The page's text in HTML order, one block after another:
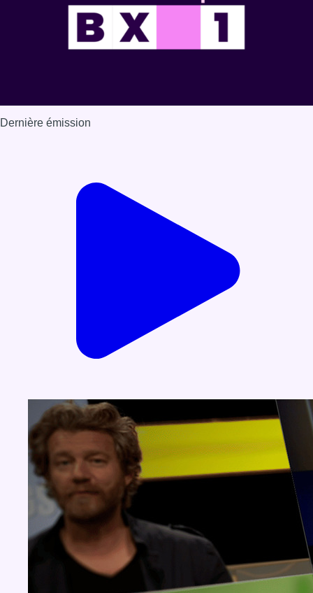
Dernière émission